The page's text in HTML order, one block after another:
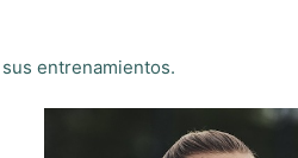
entrenamientos.